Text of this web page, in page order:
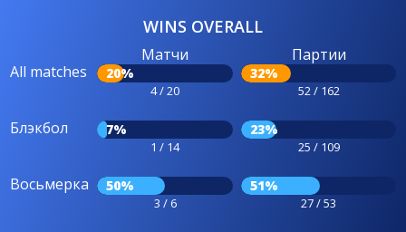
WINS OVERALL
All matches
Матчи
20%
4 / 20
Партии
32%
52 / 162
Блэкбол 7%
1 / 14
23%
25 / 109
Восьмерка 50%
3 / 6
51%
27 / 53